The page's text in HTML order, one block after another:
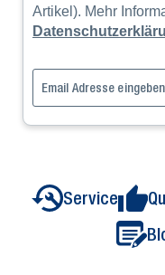
Artikel). Mehr
Service